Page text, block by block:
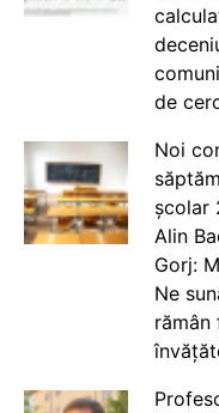
de
Noi
școlar
Alin
Gorj:
Ne
rămân